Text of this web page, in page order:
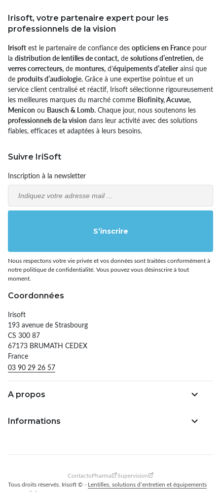
Irisoft, votre partenaire expert pour les
professionnels de la vision
Irisoft est le partenaire de confiance des opticiens en France pour
la distribution de lentilles de contact, de solutions d’entretien, de
verres correcteurs, de montures, d’équipements d’atelierainsi que
de produits d’audiologie. Grâce à une expertise pointue et un
service client centralisé et réactif, Irisoft sélectionne rigoureusement
les meilleures marques du marché comme Biofinity, Acuvue,
Menicon ou Bausch & Lomb. Chaque jour, nous soutenons les
professionnels de la vision dans leur activité avec des solutions
fiables, efficaces et adaptées à leurs besoins.
Suivre IriSoft
Inscription à la newsletter
Email
S’inscrire
Nous respectons votre vie privée et vos données sont traitées conformément à
notre politique de confidentialité. Vous pouvez vous désinscrire à tout
moment.
Coordonnées
Irisoft
193 avenue de Strasbourg
CS 300 87
67173 BRUMATH CEDEX
France
03 90 29 26 57
A propos
Informations
ContactoPharma
Supervision
Tous droits réservés. Irisoft © - Lentilles, solutions d’entretien et équipements